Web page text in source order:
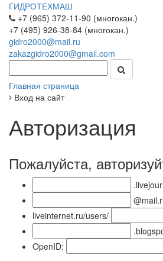
ГИДРОТЕХМАШ
+7 (965) 372-11-90 (многокан.)
+7 (495) 926-38-84 (многокан.)
gidro2000@mail.ru
zakazgidro2000@gmail.com
Главная страница
Вход на сайт
Авторизация
Пожалуйста,
liveinternet.ru/users/
OpenID: